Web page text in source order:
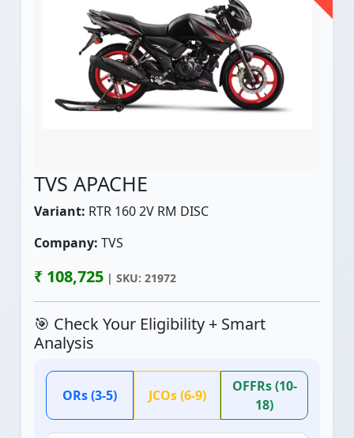
TVS APACHE
Variant: RTR 160 2V RM DISC
Company: TVS
₹ 108,725 | SKU: 21972
🎯 Check Your Eligibility + Smart
Analysis
ORs (3-5) JCOs (6-9)
OFFRs (10-
18)